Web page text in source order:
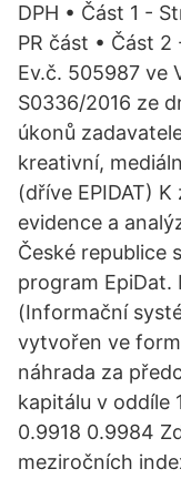
DPH • Část 1 -
PR část • Část
Ev.č. 505987 ve
S0336/2016 ze
úkonů
kreativní,
(dříve EPIDAT)
evidence a
České republice
program EpiDat.
(Informační
vytvořen ve
náhrada za
kapitálu v oddíle
0.9918 0.9984
meziročních